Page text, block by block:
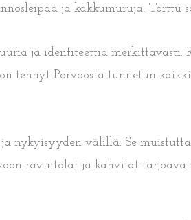
ja kakkumuruja. Torttu
ja identiteettiä merkittävästi.
Porvoosta tunnetun
nykyisyyden välillä. Se
ravintolat ja kahvilat